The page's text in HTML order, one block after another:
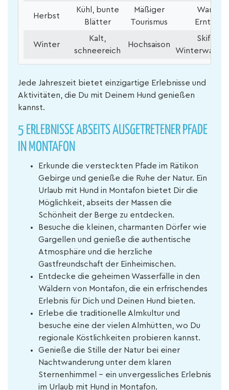
Herbst
Kühl, bunte
Blätter
Mäßiger
Tourismus
Winter
Kalt,
schneereich
Hochsaison
Jede Jahreszeit bietet einzigartige Erlebnisse und
Aktivitäten, die Du mit Deinem Hund genießen
kannst.
5 ERLEBNISSE ABSEITS AUSGETRETENER PFADE
IN MONTAFON
Erkunde die versteckten Pfade im Rätikon
Gebirge und genieße die Ruhe der Natur. Ein
Urlaub mit Hund in Montafon bietet Dir die
Möglichkeit, abseits der Massen die
Schönheit der Berge zu entdecken.
Besuche die kleinen, charmanten Dörfer wie
Gargellen und genieße die authentische
Atmosphäre und die herzliche
Gastfreundschaft der Einheimischen.
Entdecke die geheimen Wasserfälle in den
Wäldern von Montafon, die ein erfrischendes
Erlebnis für Dich und Deinen Hund bieten.
Erlebe die traditionelle Almkultur und
besuche eine der vielen Almhütten, wo Du
regionale Köstlichkeiten probieren kannst.
Genieße die Stille der Natur bei einer
Nachtwanderung unter dem klaren
Sternenhimmel – ein unvergessliches Erlebnis
im Urlaub mit Hund in Montafon.